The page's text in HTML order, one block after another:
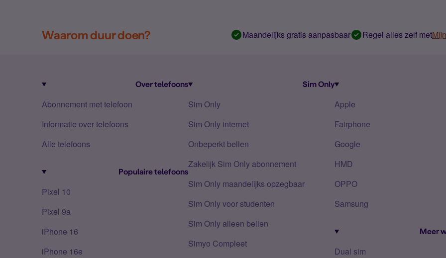
Waarom duur doen? Maandelijks gratis aanpasbaar Regel alles zelf met
Over telefoons
Abonnement met telefoon
Informatie over telefoons
Alle telefoons
Populaire telefoons
Pixel 10
Pixel 9a
iPhone 16
iPhone 16e
Sim Only
Sim Only
Sim Only internet
Onbeperkt bellen
Zakelijk Sim Only abonnement
Sim Only maandelijks opzegbaar
Sim Only voor studenten
Sim Only alleen bellen
Simyo Compleet
Apple
Fairphone
Google
HMD
OPPO
Samsung
Meer
Dual sim